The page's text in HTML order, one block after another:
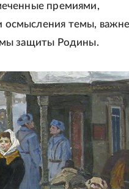
премиями,
осмысления темы,
защиты Родины.